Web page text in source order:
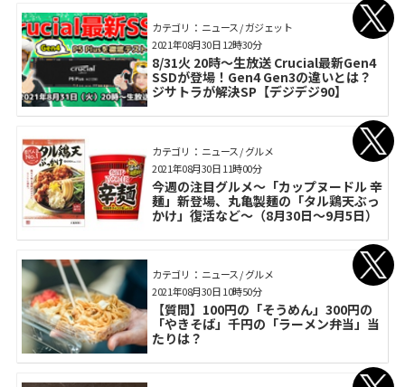
カテゴリ： ニュース / ガジェット
8/31火 20時～生放送 Crucial最新Gen4
SSDが登場！Gen4 Gen3の違いとは？
ジサトラが解決SP【デジデジ90】
2021年08月30日 12時30分
カテゴリ： ニュース / グルメ
今週の注目グルメ～「カップヌードル 辛
麺」新登場、丸亀製麺の「タル鶏天ぶっ
かけ」復活など～（8月30日～9月5日）
2021年08月30日 11時00分
カテゴリ： ニュース / グルメ
【質問】100円の「そうめん」300円の
「やきそば」千円の「ラーメン弁当」当
たりは？
2021年08月30日 10時50分